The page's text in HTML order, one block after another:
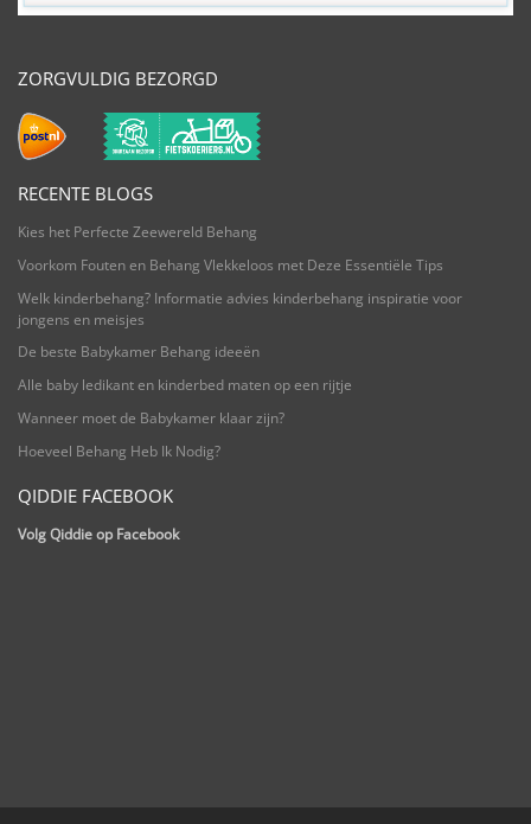
ZORGVULDIG BEZORGD
RECENTE BLOGS
Kies het Perfecte Zeewereld Behang
Voorkom Fouten en Behang Vlekkeloos met Deze Essentiële Tips
Welk kinderbehang? Informatie advies kinderbehang inspiratie voor
jongens en meisjes
De beste Babykamer Behang ideeën
Alle baby ledikant en kinderbed maten op een rijtje
Wanneer moet de Babykamer klaar zijn?
Hoeveel Behang Heb Ik Nodig?
QIDDIE FACEBOOK
Volg Qiddie op Facebook